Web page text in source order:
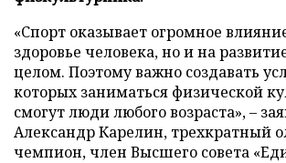
«Спорт оказывает огромное
здоровье человека, но и на
целом. Поэтому важно создавать
которых заниматься физической
смогут люди любого возраста», –
Александр Карелин, трехкратный
чемпион, член Высшего совета